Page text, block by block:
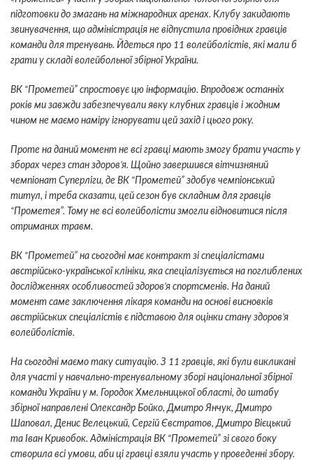
підготовки до змагань на міжнародних аренах. Клубу закидають
звинувачення, що адміністрація не відпустила провідних гравців
команди для тренувань. Йдеться про 11 волейболістів, які мали б
грати у складі волейбольної збірної України.
ВК “Прометей” спростовує цю інформацію. Впродовж останніх
років ми завжди забезпечували явку клубних гравців і жодним
чином не маємо наміру ігнорувати цей захід і цього року.
Проте на даний момент не всі гравці мають змогу брати участь у
зборах через стан здоров’я. Щойно завершився вітчизняний
чемпіонат Суперліги, де ВК “Прометей” здобув чемпіонський
титул, і треба сказати, цей сезон був складним для гравців
“Прометея”. Тому не всі волейболісти змогли відновитися після
отриманих травм.
ВК “Прометей” на сьогодні має контракт зі спеціалістами
австрійсько-української клініки, яка спеціалізується на поглиблених
дослідженнях особливостей здоров’я спортсменів. На даний
момент саме заключення лікаря команди на основі висновків
австрійських спеціалістів є підставою для оцінки стану здоров’я
волейболістів.
На сьогодні маємо таку ситуацію. З 11 гравців, які були викликані
для участі у навчально-тренувальному зборі національної збірної
команди України у м. Городок Хмельницької області, до штабу
збірної направлені Олександр Бойко, Дмитро Янчук, Дмитро
Шаповал, Денис Велецький, Сергій Євстратов, Дмитро Вієцький
та Іван Кривобок. Адміністрація ВК “Прометей” зі свого боку
створила всі умови, аби ці гравці взяли участь у проведенні збору.